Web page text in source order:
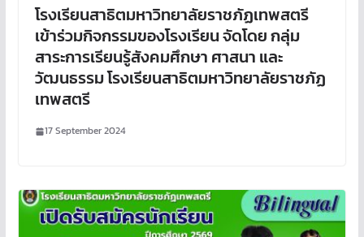
โรงเรียนสาธิตมหาวิทยาลัยราชภัฏเทพสตรี
เข้าร่วมกิจกรรมของโรงเรียน จัดโดย กลุ่ม
สาระการเรียนรู้สังคมศึกษา ศาสนา และ
วัฒนธรรม โรงเรียนสาธิตมหาวิทยาลัยราชภัฏ
เทพสตรี
17 September 2024